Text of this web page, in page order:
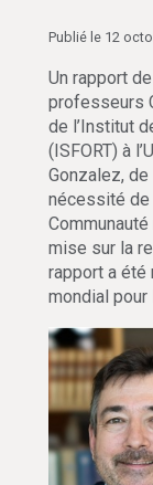
Publié le 12
Un rapport
professeurs
de l’Institut
(ISFORT) à
Gonzalez,
nécessité de
mise sur la
rapport a été
mondial pour